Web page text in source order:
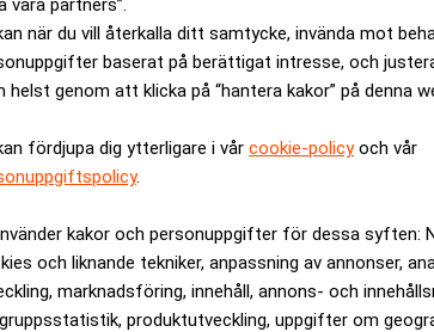
våra partners”.
när du vill återkalla ditt samtycke, invända mot
baserat på berättigat intresse, och
helst genom att klicka på “hantera kakor” på denna
fördjupa dig ytterligare i vår cookie-policyoch vår
.
kakor och personuppgifter för dessa syften:
och liknande tekniker, anpassning av annonser,
marknadsföring, innehåll, annons- och
produktutveckling, uppgifter om